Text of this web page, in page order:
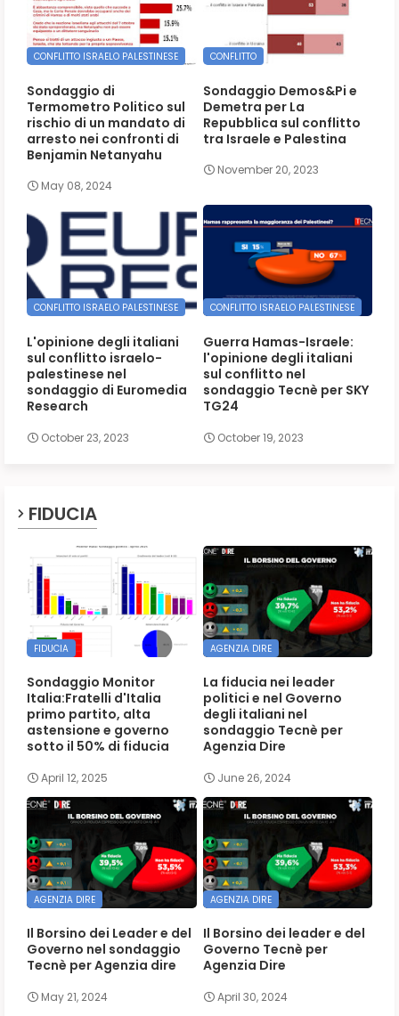
CONFLITTO ISRAELO PALESTINESE
Sondaggio di
Termometro Politico sul
rischio di un mandato di
arresto nei confronti di
Benjamin Netanyahu
May 08, 2024
CONFLITTO
Sondaggio Demos&Pi e
Demetra per La
Repubblica sul conflitto
tra Israele e Palestina
November 20, 2023
CONFLITTO ISRAELO PALESTINESE
L'opinione degli italiani
sul conflitto israelo-
palestinese nel
sondaggio di Euromedia
Research
October 23, 2023
CONFLITTO ISRAELO PALESTINESE
Guerra Hamas-Israele:
l'opinione degli italiani
sul conflitto nel
sondaggio Tecnè per SKY
TG24
October 19, 2023
FIDUCIA
FIDUCIA
Sondaggio Monitor
Italia:Fratelli d'Italia
primo partito, alta
astensione e governo
sotto il 50% di fiducia
April 12, 2025
AGENZIA DIRE
La fiducia nei leader
politici e nel Governo
degli italiani nel
sondaggio Tecnè per
Agenzia Dire
June 26, 2024
AGENZIA DIRE
Il Borsino dei Leader e del
Governo nel sondaggio
Tecnè per Agenzia dire
May 21, 2024
AGENZIA DIRE
Il Borsino dei leader e del
Governo Tecnè per
Agenzia Dire
April 30, 2024